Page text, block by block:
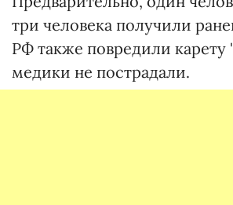
три человека получили
РФ также повредили карету
медики не пострадали.